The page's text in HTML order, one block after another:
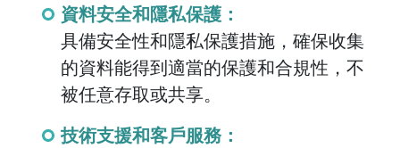
資料安全和隱私保護：
具備安全性和隱私保護措施，確保收集
的資料能得到適當的保護和合規性，不
被任意存取或共享。
技術支援和客戶服務：